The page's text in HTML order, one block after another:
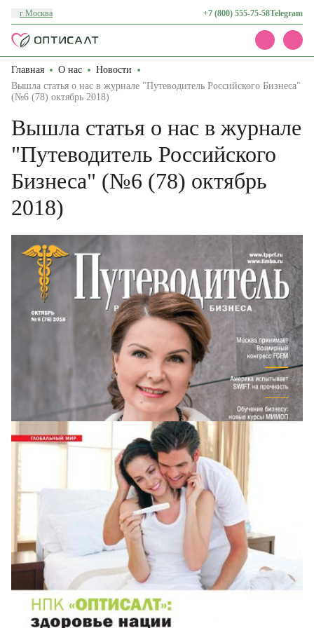
г Москва +7 (800) 555-75-58Telegram
Каталог
Акции
Доставка и оплата
Контакты
Главная О нас
Новости
Вышла статья о нас в журнале "Путеводитель Российского Бизнеса"
(№6 (78) октябрь 2018)
Вышла статья о нас в журнале
"Путеводитель Российского
Бизнеса" (№6 (78) октябрь
2018)